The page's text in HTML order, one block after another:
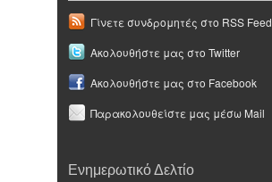
Γίνετε συνδρομητές στο RSS Feed
Ακολουθήστε μας στο Twitter
Ακολουθήστε μας στο Facebook
Παρακολουθείστε μας μέσω Mail
Ενημερωτικό Δελτίο